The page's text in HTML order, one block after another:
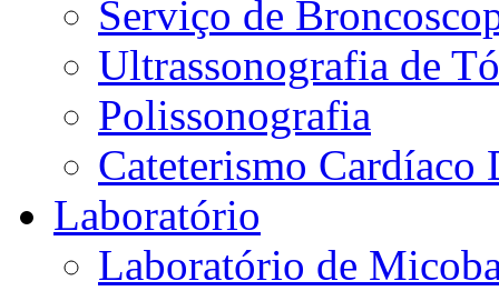
Serviço de
Ultrassonografia de
Polissonografia
Cateterismo Cardíaco
Laboratório
Laboratório de